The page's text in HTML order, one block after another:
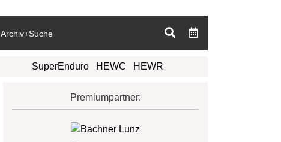
Archiv+Suche
SuperEnduro HEWC HEWR
Premiumpartner: